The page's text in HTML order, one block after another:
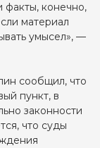
факты, конечно,
материал
умысел», —
сообщил, что
пункт, в
законности
что суды